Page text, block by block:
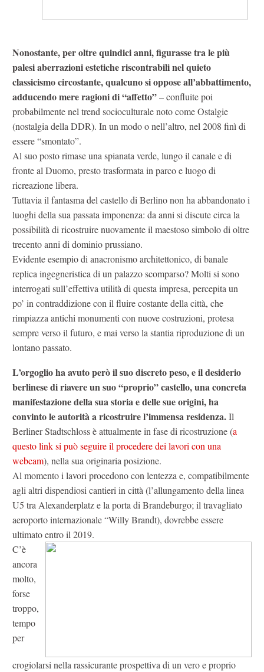
Nonostante, per oltre quindici anni, figurasse tra le più
palesi aberrazioni estetiche riscontrabili nel quieto
classicismo circostante, qualcuno si oppose all’abbattimento,
adducendo mere ragioni di “affetto”– confluite poi
probabilmente nel trend socioculturale noto come Ostalgie
(nostalgia della DDR). In un modo o nell’altro, nel 2008 finì di
essere “smontato”.
Al suo posto rimase una spianata verde, lungo il canale e di
fronte al Duomo, presto trasformata in parco e luogo di
ricreazione libera.
Tuttavia il fantasma del castello di Berlino non ha abbandonato i
luoghi della sua passata imponenza: da anni si discute circa la
possibilità di ricostruire nuovamente il maestoso simbolo di oltre
trecento anni di dominio prussiano.
Evidente esempio di anacronismo architettonico, di banale
replica ingegneristica di un palazzo scomparso? Molti si sono
interrogati sull’effettiva utilità di questa impresa, percepita un
po’ in contraddizione con il fluire costante della città, che
rimpiazza antichi monumenti con nuove costruzioni, protesa
sempre verso il futuro, e mai verso la stantia riproduzione di un
lontano passato.
L’orgoglio ha avuto però il suo discreto peso, e il desiderio
berlinese di riavere un suo “proprio” castello, una concreta
manifestazione della sua storia e delle sue origini, ha
convinto le autorità a ricostruire l’immensa residenza.Il
Berliner Stadtschloss è attualmente in fase di ricostruzione (a
questo link si può seguire il procedere dei lavori con una
webcam), nella sua originaria posizione.
Al momento i lavori procedono con lentezza e, compatibilmente
agli altri dispendiosi cantieri in città (l’allungamento della linea
U5 tra Alexanderplatz e la porta di Brandeburgo; il travagliato
aeroporto internazionale “Willy Brandt), dovrebbe essere
ultimato entro il 2019.
C’è
ancora
molto,
forse
troppo,
tempo
per
crogiolarsi nella rassicurante prospettiva di un vero e proprio